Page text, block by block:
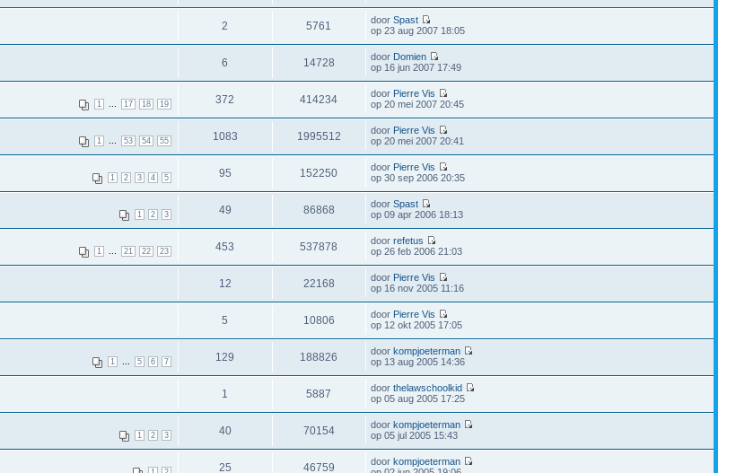
2 5761 doorSpast
op 23 aug 2007 18:05
6 14728 door Domien
op 16 jun 2007 17:49
1 17 18 19 372 414234 door Pierre Vis
op 20 mei 2007 20:45
1 53 54 55 1083 1995512 door Pierre Vis
op 20 mei 2007 20:41
1 2 3 4 5 95 152250 door Pierre Vis
op 30 sep 2006 20:35
1 2 3 49 86868 doorSpast
op 09 apr 2006 18:13
1 21 22 23 453 537878 doorrefetus
op 26 feb 2006 21:03
12 22168 door Pierre Vis
op 16 nov 2005 11:16
5 10806 door Pierre Vis
op 12 okt 2005 17:05
1 5 6 7 129 188826 doorkompjoeterman
op 13 aug 2005 14:36
1 5887 doorthelawschoolkid
op 05 aug 2005 17:25
1 2 3 40 70154 doorkompjoeterman
op 05 jul 2005 15:43
25 46759 doorkompjoeterman